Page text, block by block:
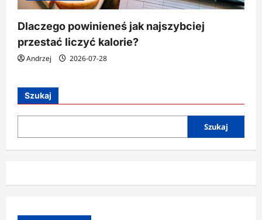
Dlaczego powinieneś jak najszybciej
przestać liczyć kalorie?
Andrzej 2026-07-28
Szukaj
Szukaj